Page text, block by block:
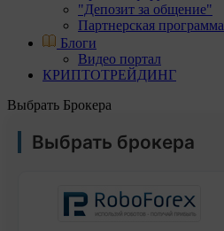
"Депозит за общение"
Партнерская программа
Блоги
Видео портал
КРИПТОТРЕЙДИНГ
Выбрать Брокера
Выбрать брокера